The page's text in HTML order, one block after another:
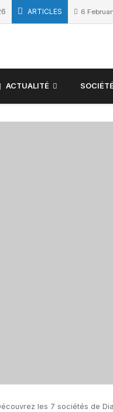
ARTICLES 6
ACTUALITÉ
les 7 sociétés de